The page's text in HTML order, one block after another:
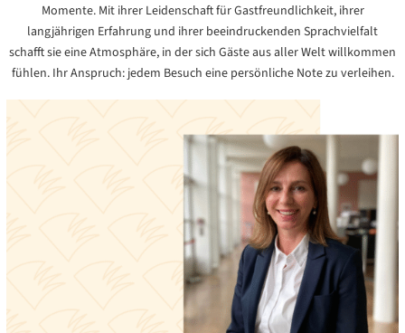
Momente. Mit ihrer Leidenschaft für Gastfreundlichkeit, ihrer
langjährigen Erfahrung und ihrer beeindruckenden Sprachvielfalt
schafft sie eine Atmosphäre, in der sich Gäste aus aller Welt willkommen
fühlen. Ihr Anspruch: jedem Besuch eine persönliche Note zu verleihen.